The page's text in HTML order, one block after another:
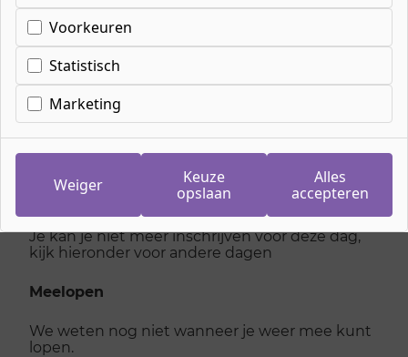
Inschrijven
meeloopdag
Medewerker
productietechniek
woensdag 10 december 2025
Je kan je niet meer inschrijven voor deze dag,
kijk hieronder voor andere dagen
Meelopen
We weten nog niet wanneer je weer mee kunt
lopen.
Voorkeuren
Statistisch
Marketing
Weiger
Keuze
opslaan
Alles
accepteren